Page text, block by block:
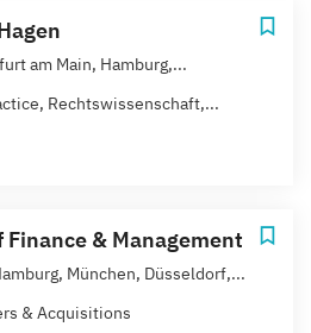
am Main, Hamburg,...
Rechtswissenschaft,...
& Management
München, Düsseldorf,...
& Acquisitions